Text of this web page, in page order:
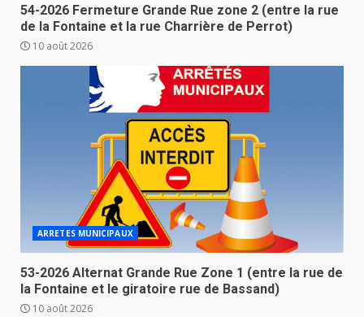
54-2026 Fermeture Grande Rue zone 2 (entre la rue
de la Fontaine et la rue Charrière de Perrot)
10 août 2026
ARRETES MUNICIPAUX
53-2026 Alternat Grande Rue Zone 1 (entre la rue de
la Fontaine et le giratoire rue de Bassand)
10 août 2026